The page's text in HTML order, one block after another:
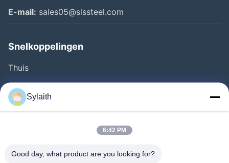
E-mail: sales05@slssteel.com
Snelkoppelingen
Thuis
Producten
Videos
Kwaliteitscontrole
Sylaith
6:42 PM
Good day, what product are you looking for?